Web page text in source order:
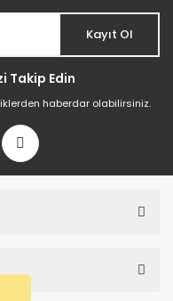
Kayıt Ol
Takip Edin
haberdar olabilirsiniz.